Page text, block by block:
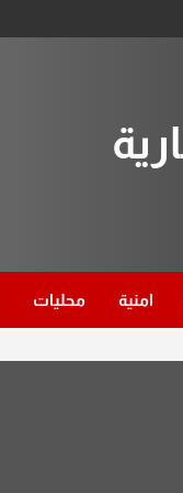
امنية محليات